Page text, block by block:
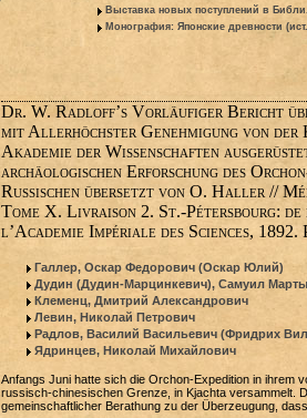
Выставка новых поступлений в
Монография: Японские древности
Dr. W. Radloff’s Vorläufiger Bericht
mit Allerhöchster Genehmigung von der
Akademie der Wissenschaften
archäologischen Erforschung des
Russischen übersetzt von O. Haller //
Tome X. Livraison 2. St.-Pétersbourg: de
l’Academie Impériale des Sciences,
Галлер, Оскар Федорович (Оскар Юлий)
Дудин (Дудин-Марцинкевич), Самуил
Клеменц, Дмитрий Александрович
Левин, Николай Петрович
Радлов, Василий Васильевич (Фридрих
Ядринцев, Николай Михайлович
Anfangs Juni hatte sich die Orchon-Expedition in ihrem
russisch-chinesischen Grenze, in Kjachta versammelt.
gemeinschaftlicher Berathung zu der Überzeugung,